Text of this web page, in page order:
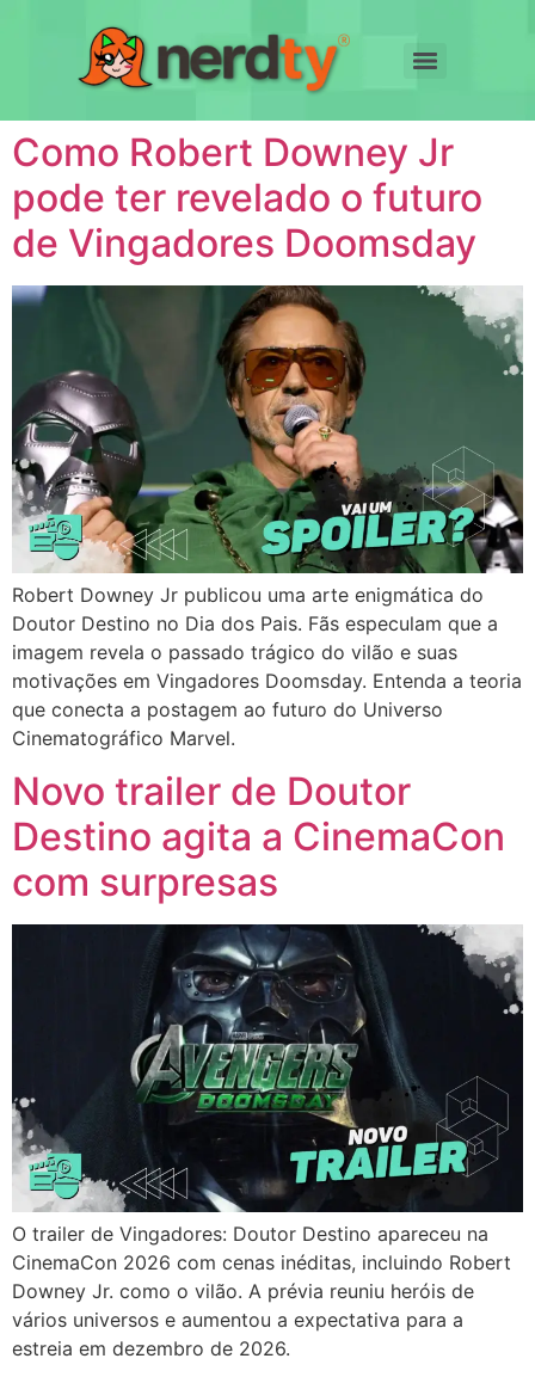
Como Robert Downey Jr
pode ter revelado o futuro
de Vingadores Doomsday
Robert Downey Jr publicou uma arte enigmática do
Doutor Destino no Dia dos Pais. Fãs especulam que a
imagem revela o passado trágico do vilão e suas
motivações em Vingadores Doomsday. Entenda a teoria
que conecta a postagem ao futuro do Universo
Cinematográfico Marvel.
Novo trailer de Doutor
Destino agita a CinemaCon
com surpresas
O trailer de Vingadores: Doutor Destino apareceu na
CinemaCon 2026 com cenas inéditas, incluindo Robert
Downey Jr. como o vilão. A prévia reuniu heróis de
vários universos e aumentou a expectativa para a
estreia em dezembro de 2026.